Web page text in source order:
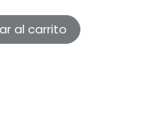
al carrito